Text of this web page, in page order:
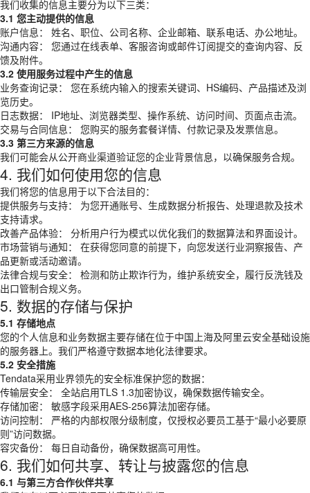
我们收集的信息主要分为以下三类：
3.1 您主动提供的信息
账户信息： 姓名、职位、公司名称、企业邮箱、联系电话、办公地址。
沟通内容： 您通过在线表单、客服咨询或邮件订阅提交的查询内容、反
馈及附件。
3.2 使用服务过程中产生的信息
业务查询记录： 您在系统内输入的搜索关键词、HS编码、产品描述及浏
览历史。
日志数据： IP地址、浏览器类型、操作系统、访问时间、页面点击流。
交易与合同信息： 您购买的服务套餐详情、付款记录及发票信息。
3.3 第三方来源的信息
我们可能会从公开商业渠道验证您的企业背景信息，以确保服务合规。
4. 我们如何使用您的信息
我们将您的信息用于以下合法目的：
提供服务与支持： 为您开通账号、生成数据分析报告、处理退款及技术
支持请求。
改善产品体验： 分析用户行为模式以优化我们的数据算法和界面设计。
市场营销与通知： 在获得您同意的前提下，向您发送行业洞察报告、产
品更新或活动邀请。
法律合规与安全： 检测和防止欺诈行为，维护系统安全，履行反洗钱及
出口管制合规义务。
5. 数据的存储与保护
5.1 存储地点
您的个人信息和业务数据主要存储在位于中国上海及阿里云安全基础设施
的服务器上。我们严格遵守数据本地化法律要求。
5.2 安全措施
Tendata采用业界领先的安全标准保护您的数据：
传输层安全： 全站启用TLS 1.3加密协议，确保数据传输安全。
存储加密： 敏感字段采用AES-256算法加密存储。
访问控制： 严格的内部权限分级制度，仅授权必要员工基于“最小必要原
则”访问数据。
容灾备份： 每日自动备份，确保数据高可用性。
6. 我们如何共享、转让与披露您的信息
6.1 与第三方合作伙伴共享